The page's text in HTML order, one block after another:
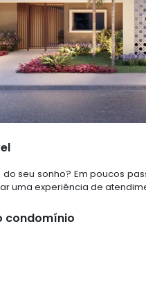
seu sonho? Em poucos
uma experiência de
condomínio